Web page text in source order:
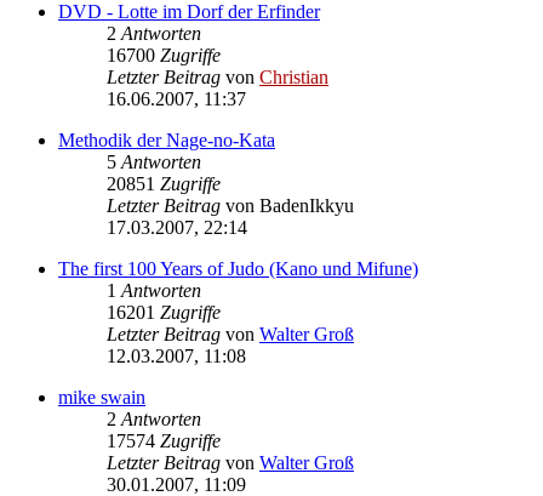
DVD - Lotte im Dorf der Erfinder
2 Antworten
16700 Zugriffe
Letzter Beitrag von Christian
16.06.2007, 11:37
Methodik der Nage-no-Kata
5 Antworten
20851 Zugriffe
Letzter Beitrag von BadenIkkyu
17.03.2007, 22:14
The first 100 Years of Judo (Kano und Mifune)
1 Antworten
16201 Zugriffe
Letzter Beitrag von Walter Groß
12.03.2007, 11:08
mike swain
2 Antworten
17574 Zugriffe
Letzter Beitrag von Walter Groß
30.01.2007, 11:09